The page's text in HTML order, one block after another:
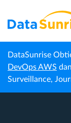
DataSunrise
DevOps AWS
Surveillance,
Accueil
Centre de